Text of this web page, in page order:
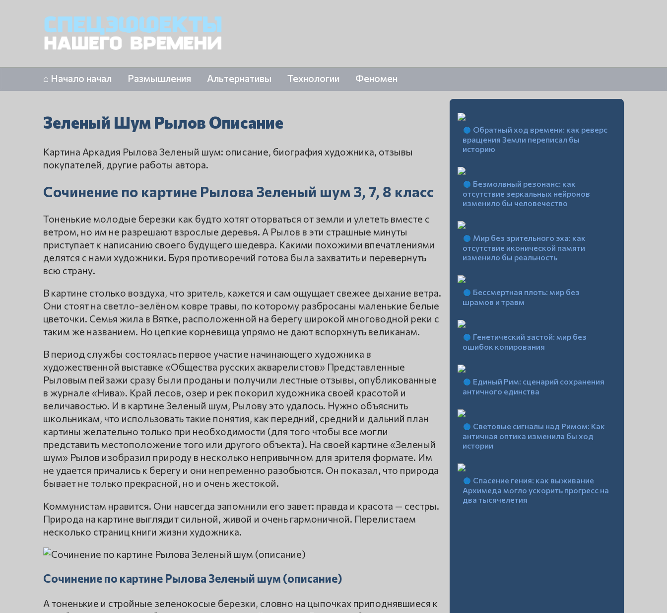
⌂ Начало начал Размышления Альтернативы Технологии Феномен
Зеленый Шум Рылов Описание
Картина Аркадия Рылова Зеленый шум: описание, биография художника, отзывы
покупателей, другие работы автора.
Сочинение по картине Рылова Зеленый шум 3, 7, 8 класс
Тоненькие молодые березки как будто хотят оторваться от земли и улететь вместе с
ветром, но им не разрешают взрослые деревья. А Рылов в эти страшные минуты
приступает к написанию своего будущего шедевра. Какими похожими впечатлениями
делятся с нами художники. Буря противоречий готова была захватить и перевернуть
всю страну.
В картине столько воздуха, что зритель, кажется и сам ощущает свежее дыхание ветра.
Они стоят на светло-зелёном ковре травы, по которому разбросаны маленькие белые
цветочки. Семья жила в Вятке, расположенной на берегу широкой многоводной реки с
таким же названием. Но цепкие корневища упрямо не дают вспорхнуть великанам.
В период службы состоялась первое участие начинающего художника в
художественной выставке «Общества русских акварелистов» Представленные
Рыловым пейзажи сразу были проданы и получили лестные отзывы, опубликованные
в журнале «Нива». Край лесов, озер и рек покорил художника своей красотой и
величавостью. И в картине Зеленый шум, Рылову это удалось. Нужно объяснить
школьникам, что использовать такие понятия, как передний, средний и дальний план
картины желательно только при необходимости (для того чтобы все могли
представить местоположение того или другого объекта). На своей картине «Зеленый
шум» Рылов изобразил природу в несколько непривычном для зрителя формате. Им
не удается причались к берегу и они непременно разобьются. Он показал, что природа
бывает не только прекрасной, но и очень жестокой.
Коммунистам нравится. Они навсегда запомнили его завет: правда и красота — сестры.
Природа на картине выглядит сильной, живой и очень гармоничной. Перелистаем
несколько страниц книги жизни художника.
Сочинение по картине Рылова Зеленый шум (описание)
А тоненькие и стройные зеленокосые березки, словно на цыпочках приподнявшиеся к
Обратный ход времени: как реверс
вращения Земли переписал бы
историю
Безмолвный резонанс: как
отсутствие зеркальных нейронов
изменило бы человечество
Мир без зрительного эха: как
отсутствие иконической памяти
изменило бы реальность
Бессмертная плоть: мир без
шрамов и травм
Генетический застой: мир без
ошибок копирования
Единый Рим: сценарий сохранения
античного единства
Световые сигналы над Римом: Как
античная оптика изменила бы ход
истории
Спасение гения: как выживание
Архимеда могло ускорить прогресс на
два тысячелетия